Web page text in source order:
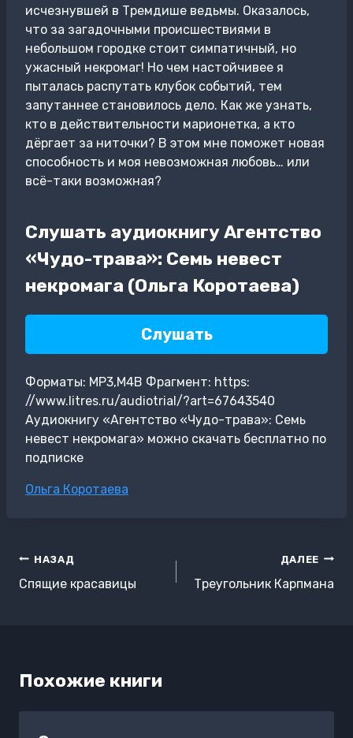
исчезнувшей в Тремдише ведьмы. Оказалось,
что за загадочными происшествиями в
небольшом городке стоит симпатичный, но
ужасный некромаг! Но чем настойчивее я
пыталась распутать клубок событий, тем
запутаннее становилось дело. Как же узнать,
кто в действительности марионетка, а кто
дёргает за ниточки? В этом мне поможет новая
способность и моя невозможная любовь… или
всё-таки возможная?
Слушать аудиокнигу Агентство
«Чудо-трава»: Семь невест
некромага (Ольга Коротаева)
Слушать
Форматы: MP3,M4B Фрагмент: https:
//www.litres.ru/audiotrial/?art=67643540
Аудиокнигу «Агентство «Чудо-трава»: Семь
невест некромага» можно скачать бесплатно по
подписке
Метки
Ольга Коротаева
Навигация
по
НАЗАД
Спящие красавицы
ДАЛЕЕ
Треугольник Карпмана
Похожие книги